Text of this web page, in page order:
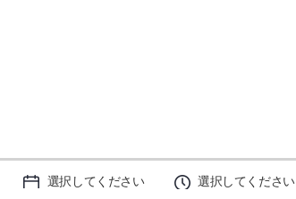
選択してください 選択してください